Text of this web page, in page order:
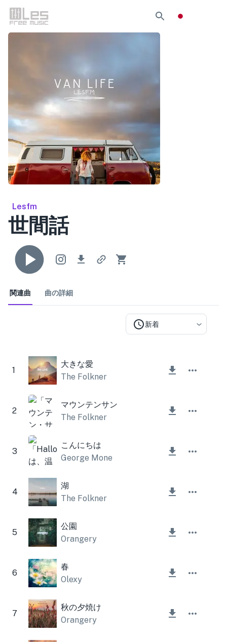
Lesfm
世間話
関連曲 曲の詳細
新着
1
大きな愛
The Folkner
2
マウンテンサン
The Folkner
3
こんにちは
George Mone
4
湖
The Folkner
5
公園
Orangery
6
春
Olexy
7
秋の夕焼け
Orangery